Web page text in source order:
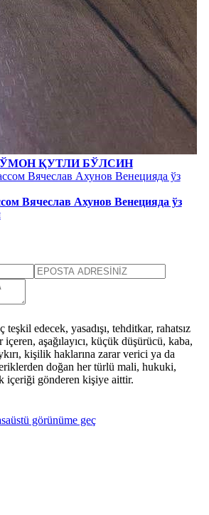
ҚУТЛИ БЎЛСИН
Вячеслав Ахунов Венецияда ўз
teşkil edecek, yasadışı, tehditkar, rahatsız
aşağılayıcı, küçük düşürücü, kaba,
kişilik haklarına zarar verici ya da
doğan her türlü mali, hukuki,
içeriği gönderen kişiye aittir.
görünüme geç